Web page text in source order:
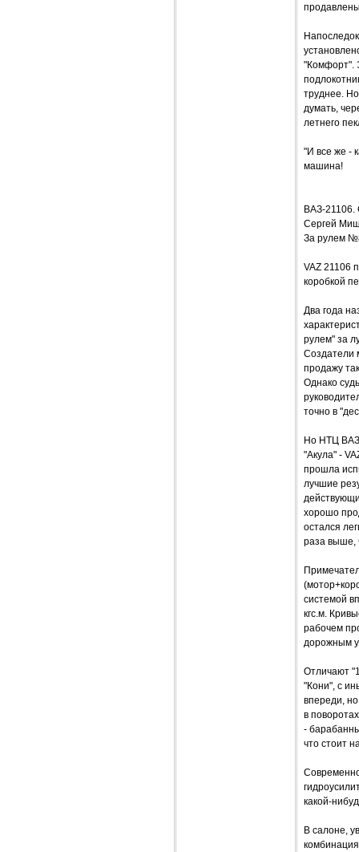
"Комфорт".
труднее.
думать,
летнего
"И все же -
машина!
ВАЗ-
Сергей
За рулем
VAZ 21106
коробкой
Два года
рулем" за
Создатели
продажу
Однако
точно в
Но НТЦ
"Акула" -
прошла
лучшие
хорошо
остался
раза выше,
системой
кгс.м.
рабочем
дорожным
Отличают
"Кони", с
впереди,
в
-
что стоит
какой-
В салоне,